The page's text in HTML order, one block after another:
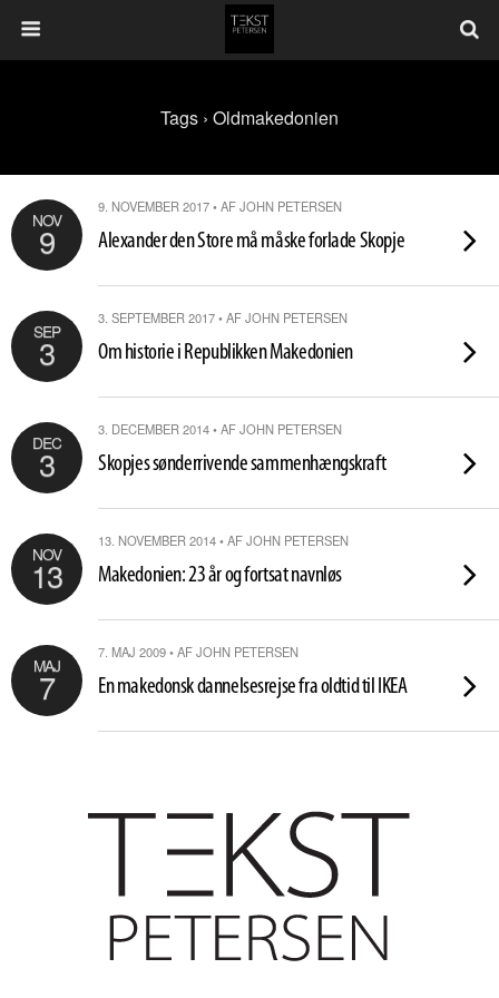
Tags › Oldmakedonien
NOV
9
9. NOVEMBER 2017 • AF JOHN PETERSEN
Alexander den Store må måske forlade Skopje
SEP
3
3. SEPTEMBER 2017 • AF JOHN PETERSEN
Om historie i Republikken Makedonien
DEC
3
3. DECEMBER 2014 • AF JOHN PETERSEN
Skopjes sønderrivende sammenhængskraft
NOV
13
13. NOVEMBER 2014 • AF JOHN PETERSEN
Makedonien: 23 år og fortsat navnløs
MAJ
7
7. MAJ 2009 • AF JOHN PETERSEN
En makedonsk dannelsesrejse fra oldtid til IKEA